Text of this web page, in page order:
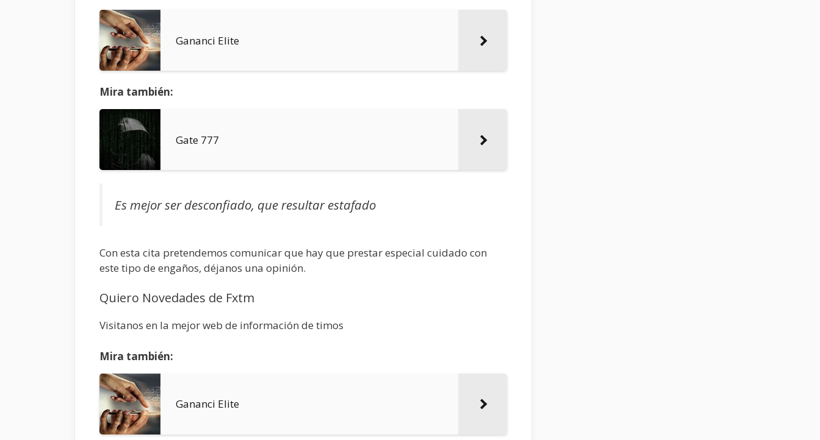
Gananci Elite
Mira también:
Gate 777
Es mejor ser desconfiado, que resultar estafado
Con esta cita pretendemos comunicar que hay que prestar especial cuidado con
este tipo de engaños, déjanos una opinión.
Quiero Novedades de Fxtm
Visitanos en la mejor web de información de timos
Mira también:
Gananci Elite